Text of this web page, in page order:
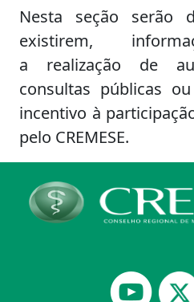
Nesta seção serão
existirem,
a realização de
consultas públicas
incentivo à
pelo CREMESE.